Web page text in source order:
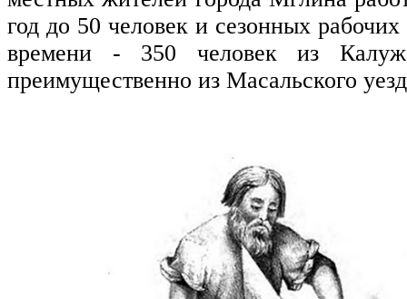
год до 50 человек и сезонных
времени - 350 человек из
преимущественно из Масальского